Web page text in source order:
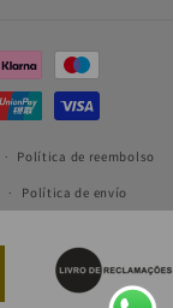
Política de reembolso
Política de envío